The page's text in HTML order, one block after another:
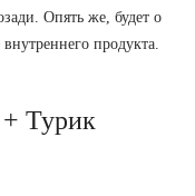
Опять же, будет о
продукта.
Турик